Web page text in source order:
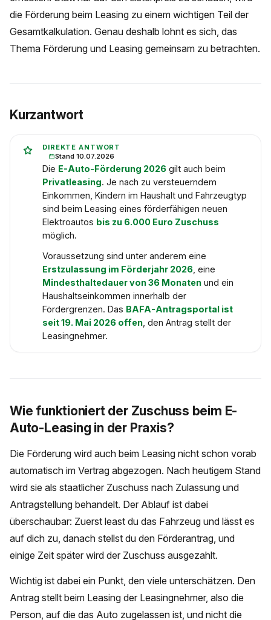
die Förderung beim Leasing zu einem wichtigen Teil der
Gesamtkalkulation. Genau deshalb lohnt es sich, das
Thema Förderung und Leasing gemeinsam zu betrachten.
Kurzantwort
DIREKTE ANTWORT
Stand 10.07.2026
Die E-Auto-Förderung 2026 gilt auch beim
Privatleasing. Je nach zu versteuerndem
Einkommen, Kindern im Haushalt und Fahrzeugtyp
sind beim Leasing eines förderfähigen neuen
Elektroautos bis zu 6.000 Euro Zuschuss
möglich.
Voraussetzung sind unter anderem eine
Erstzulassung im Förderjahr 2026 , eine
Mindesthaltedauer von 36 Monaten und ein
Haushaltseinkommen innerhalb der
Fördergrenzen. Das BAFA-Antragsportal ist
seit 19. Mai 2026 offen , den Antrag stellt der
Leasingnehmer.
Wie funktioniert der Zuschuss beim E-
Auto-Leasing in der Praxis?
Die Förderung wird auch beim Leasing nicht schon vorab
automatisch im Vertrag abgezogen. Nach heutigem Stand
wird sie als staatlicher Zuschuss nach Zulassung und
Antragstellung behandelt. Der Ablauf ist dabei
überschaubar: Zuerst least du das Fahrzeug und lässt es
auf dich zu, danach stellst du den Förderantrag, und
einige Zeit später wird der Zuschuss ausgezahlt.
Wichtig ist dabei ein Punkt, den viele unterschätzen. Den
Antrag stellt beim Leasing der Leasingnehmer, also die
Person, auf die das Auto zugelassen ist, und nicht die